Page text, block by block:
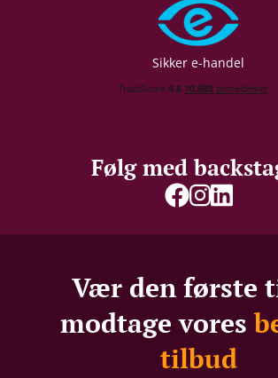
Sikker e-handel
Følg med
Vær den første
modtage vores
tilbud